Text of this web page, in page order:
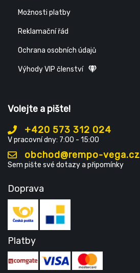
Možnosti platby
Reklamační řád
Ochrana osobních údajů
Výhody VIP členství
Volejte a pište!
+420 573 312 024
V pracovní dny: 7:00 - 15:00
obchod@rempo-vega.cz
Sem pište své dotazy a připomínky
Doprava
Platby